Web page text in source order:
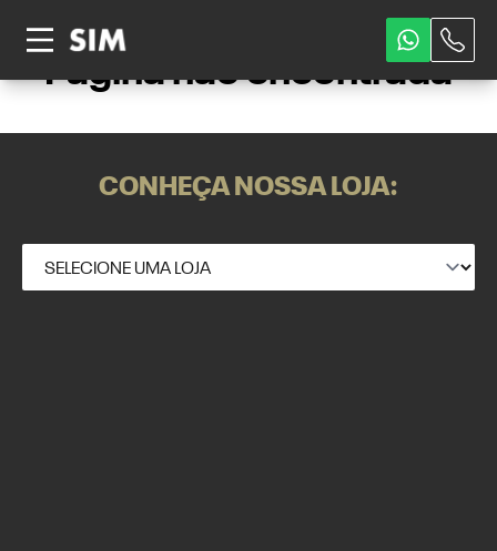
Página não encontrada
CONHEÇA NOSSA LOJA: